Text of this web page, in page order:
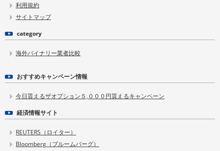
利用規約
サイトマップ
category
海外バイナリー業者比較
おすすめキャンペーン情報
今日貰えるザオプション５,０００円貰えるキャンペーン
経済情報サイト
REUTERS（ロイター）
Bloomberg（ブルームバーグ）